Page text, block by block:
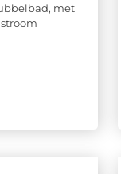
met